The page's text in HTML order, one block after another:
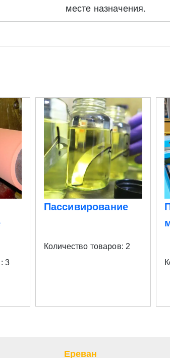
месте назначения.
3
Пассивирование
Количество товаров: 2
Ереван
для заполнения
«Отправить заявку» Вы даете согласие на
персональных данных», а также